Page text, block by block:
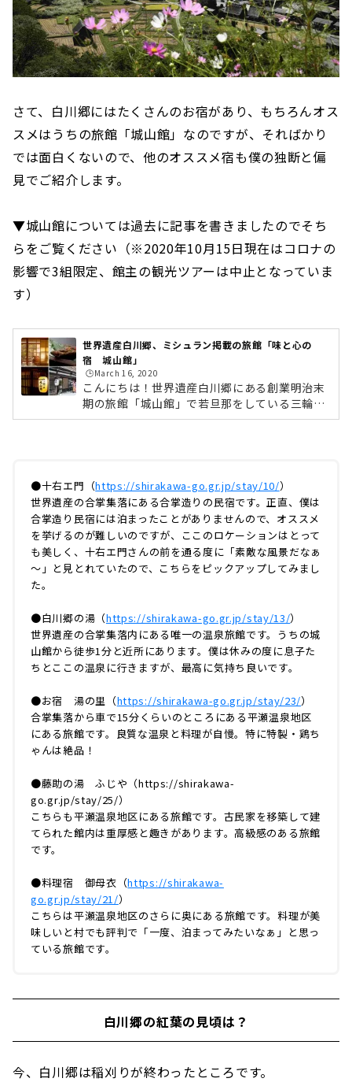
さて、白川郷にはたくさんのお宿があり、もちろんオス
スメはうちの旅館「城山館」なのですが、そればかり
では面白くないので、他のオススメ宿も僕の独断と偏
見でご紹介します。
▼城山館については過去に記事を書きましたのでそち
らをご覧ください（※2020年10月15日現在はコロナの
影響で3組限定、館主の観光ツアーは中止となっていま
す）
世界遺産白川郷、ミシュラン掲載の旅館「味と心の
宿 城山館」
🕒️March 16, 2020
こんにちは！世界遺産白川郷にある創業明治末
期の旅館「城山館」で若旦那をしている三輪了
です。雪が少ない冬でしたが一年で一番の繁忙
ます。何を隠そう、去年発刊された「ミシュラ
ンガイド愛知・岐阜・三重2019特別版」に城山
館は一つ星の評価を受けております。そんな城
山館の魅力を、ホームページには書けないよう
な僕の率直な意見を織り交ぜながら、書いちゃ
おうと思います。これからの白川郷は...
●十右エ門（https://shirakawa-go.gr.jp/stay/10/）
世界遺産の合掌集落にある合掌造りの民宿です。正直、僕は
合掌造り民宿には泊まったことがありませんので、オススメ
を挙げるのが難しいのですが、ここのロケーションはとって
も美しく、十右エ門さんの前を通る度に「素敵な風景だなぁ
～」と見とれていたので、こちらをピックアップしてみまし
た。
●白川郷の湯（https://shirakawa-go.gr.jp/stay/13/）
世界遺産の合掌集落内にある唯一の温泉旅館です。うちの城
山館から徒歩1分と近所にあります。僕は休みの度に息子た
ちとここの温泉に行きますが、最高に気持ち良いです。
●お宿 湯の里（https://shirakawa-go.gr.jp/stay/23/）
合掌集落から車で15分くらいのところにある平瀬温泉地区
にある旅館です。良質な温泉と料理が自慢。特に特製・鶏ち
ゃんは絶品！
●藤助の湯 ふじや（https://shirakawa-
go.gr.jp/stay/25/）
こちらも平瀬温泉地区にある旅館です。古民家を移築して建
てられた館内は重厚感と趣きがあります。高級感のある旅館
です。
●料理宿 御母衣（https://shirakawa-
go.gr.jp/stay/21/）
こちらは平瀬温泉地区のさらに奥にある旅館です。料理が美
味しいと村でも評判で「一度、泊まってみたいなぁ」と思っ
ている旅館です。
白川郷の紅葉の見頃は？
今、白川郷は稲刈りが終わったところです。